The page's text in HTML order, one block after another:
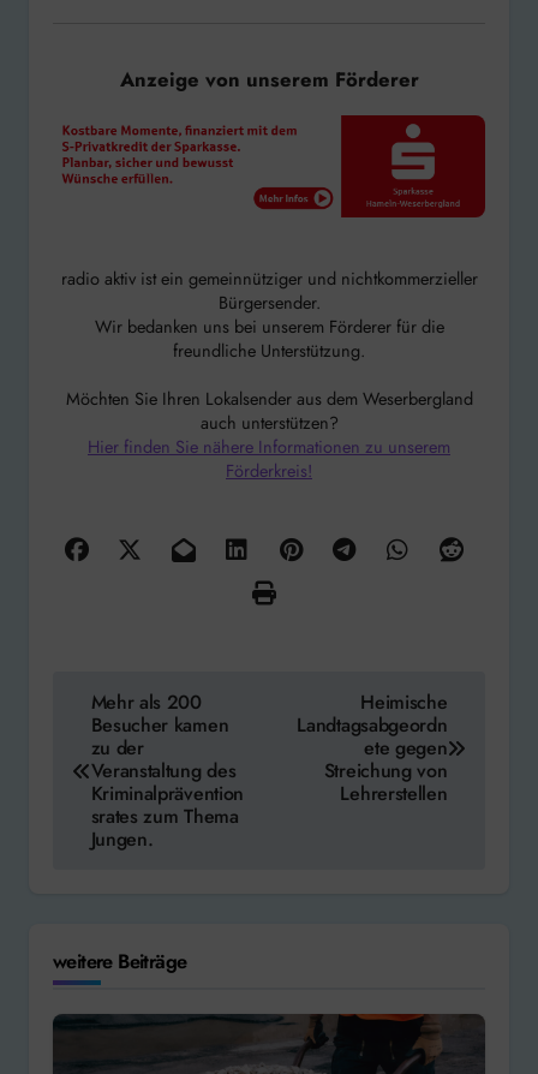
Anzeige von unserem Förderer
radio aktiv ist ein gemeinnütziger und nichtkommerzieller
Bürgersender.
Wir bedanken uns bei unserem Förderer für die
freundliche Unterstützung.
Möchten Sie Ihren Lokalsender aus dem Weserbergland
auch unterstützen?
Hier finden Sie nähere Informationen zu unserem
Förderkreis!
Beitragsnavigation
Mehr als 200
Besucher kamen
zu der
Veranstaltung des
Kriminalprävention
srates zum Thema
Jungen.
Heimische
Landtagsabgeordn
ete gegen
Streichung von
Lehrerstellen
weitere Beiträge